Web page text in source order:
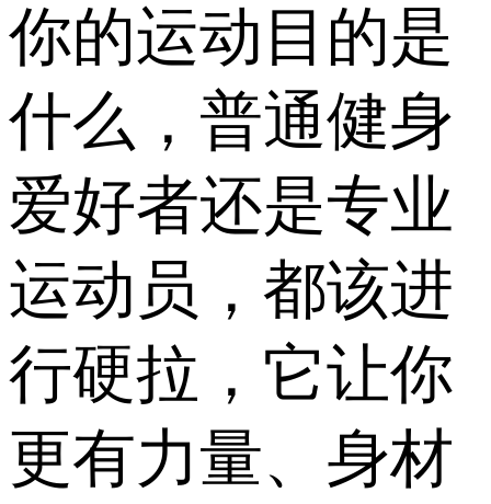
你的运动目的是
什么，普通健身
爱好者还是专业
运动员，都该进
行硬拉，它让你
更有力量、身材